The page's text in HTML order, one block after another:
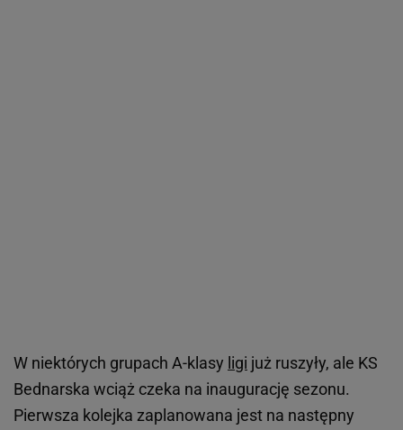
W niektórych grupach A-klasy ligi już ruszyły, ale KS
Bednarska wciąż czeka na inaugurację sezonu.
Pierwsza kolejka zaplanowana jest na następny